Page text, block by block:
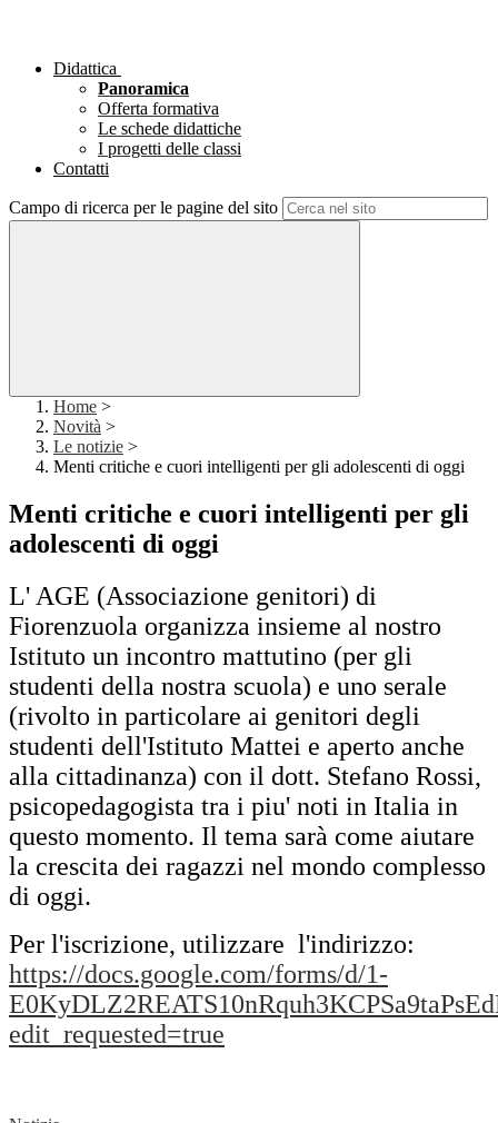
Didattica
Panoramica
Offerta formativa
Le schede didattiche
I progetti delle classi
Contatti
Campo di ricerca per le pagine del sito
Home >
Novità >
Le notizie >
Menti critiche e cuori intelligenti per gli adolescenti di oggi
Menti critiche e cuori intelligenti per gli
adolescenti di oggi
L' AGE (Associazione genitori) di
Fiorenzuola organizza insieme al nostro
Istituto un incontro mattutino (per gli
studenti della nostra scuola) e uno serale
(rivolto in particolare ai genitori degli
studenti dell'Istituto Mattei e aperto anche
alla cittadinanza) con il dott. Stefano Rossi,
psicopedagogista tra i piu' noti in Italia in
questo momento. Il tema sarà come aiutare
la crescita dei ragazzi nel mondo complesso
di oggi.
Per l'iscrizione, utilizzare l'indirizzo:
https://docs.google.com/forms/d/1-
edit_requested=true